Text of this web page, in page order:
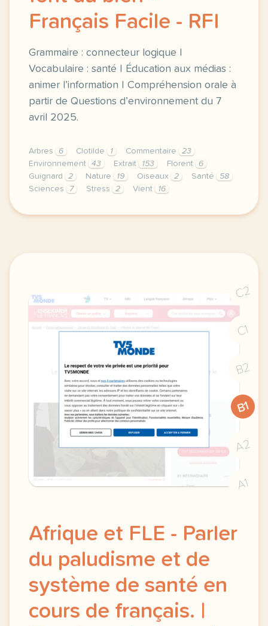
Français Facile - RFI
Grammaire : connecteur logique |
Vocabulaire : santé | Éducation aux médias :
animer l’information | Compréhension orale à
partir de Questions d’environnement du 7
avril 2025.
Arbres 6 Clotilde 1 Commentaire
23
Environnement
43 Extrait 153 Florent
6
Guignard
2 Nature 19 Oiseaux 2 Santé
58
Sciences
7 Stress 2 Vient 16
exercice c1 c2 comment les oiseaux et les
C2
C1
B2
B1
A2
A1
Afrique et FLE - Parler
du paludisme et de
système de santé en
cours de français. |